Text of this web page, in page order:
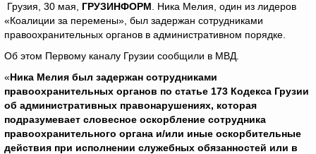
Грузия, 30 мая, ГРУЗИНФОРМ . Ника Мелия, один из лидеров
«Коалиции за перемены», был задержан сотрудниками
правоохранительных органов в административном порядке.
Об этом Первому каналу Грузии сообщили в МВД.
«Ника Мелия был задержан сотрудниками
правоохранительных органов по статье 173 Кодекса Грузии
об административных правонарушениях, которая
подразумевает словесное оскорбление сотрудника
правоохранительного органа и/или иные оскорбительные
действия при исполнении служебных обязанностей или в